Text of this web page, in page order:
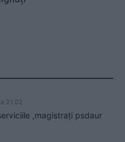
21.02
,magistrați psdaur